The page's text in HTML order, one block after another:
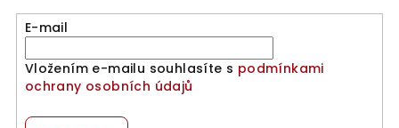
E-mail
Vložením e-mailu souhlasíte s podmínkami
ochrany osobních údajů